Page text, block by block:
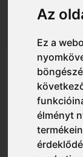
Az
Ez a
élményt
Chaos
FO WR